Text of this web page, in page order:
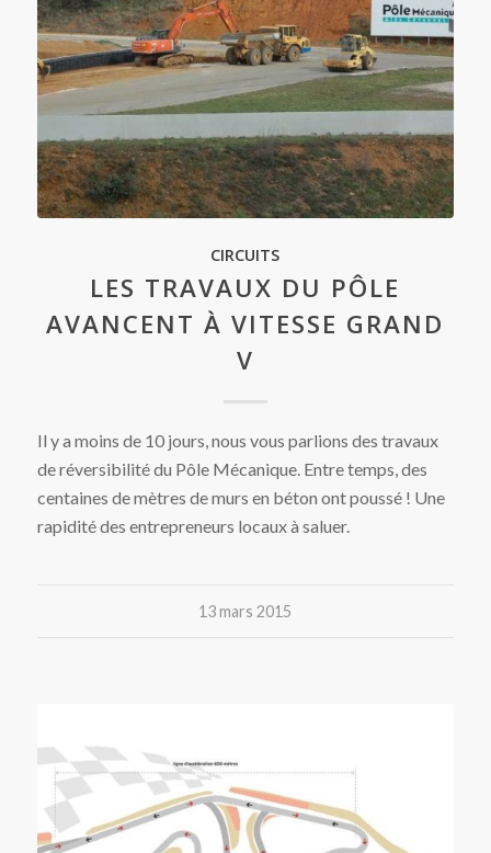
CIRCUITS
LES TRAVAUX DU PÔLE
AVANCENT À VITESSE GRAND
V
Il y a moins de 10 jours, nous vous parlions des travaux
de réversibilité du Pôle Mécanique. Entre temps, des
centaines de mètres de murs en béton ont poussé ! Une
rapidité des entrepreneurs locaux à saluer.
13 mars 2015